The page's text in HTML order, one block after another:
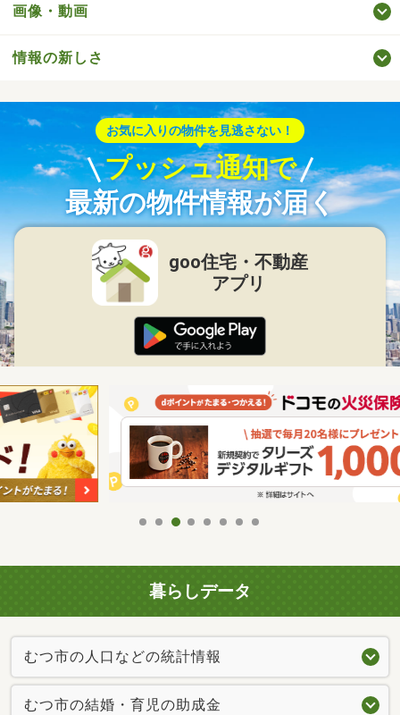
画像・動画
情報の新しさ
お気に入りの物件を見逃さない！
プッシュ通知で
最新の物件情報が届く
goo住宅・不動産
アプリ
暮らしデータ
むつ市の人口などの統計情報
むつ市の結婚・育児の助成金